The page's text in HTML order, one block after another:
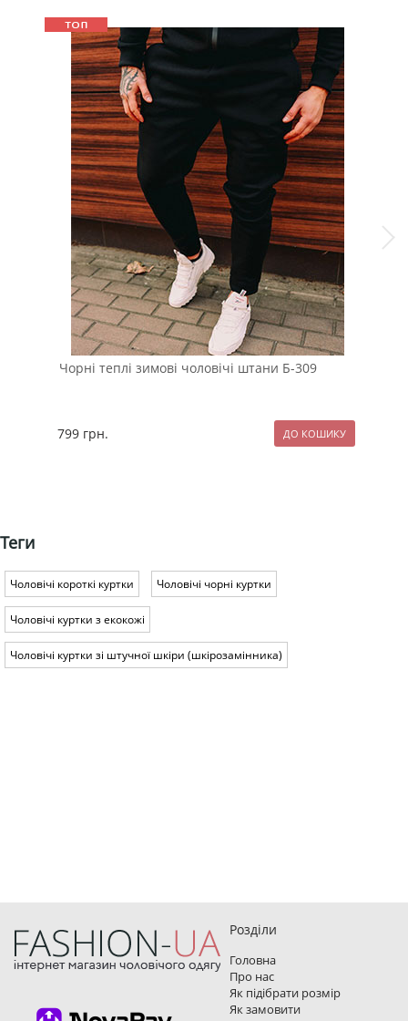
Чорні теплі зимові чоловічі штани Б-309
799 грн.
Теги
Чоловічі короткі куртки Чоловічі чорні куртки
Чоловічі куртки з екокожі
Чоловічі куртки зі штучної шкіри (шкірозамінника)
Розділи
Головна
Про нас
Як підібрати розмір
Як замовити